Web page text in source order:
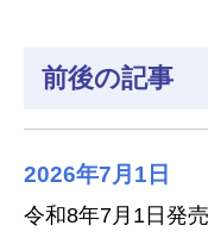
前後の記事
2026年7月1日
令和8年7月1日発